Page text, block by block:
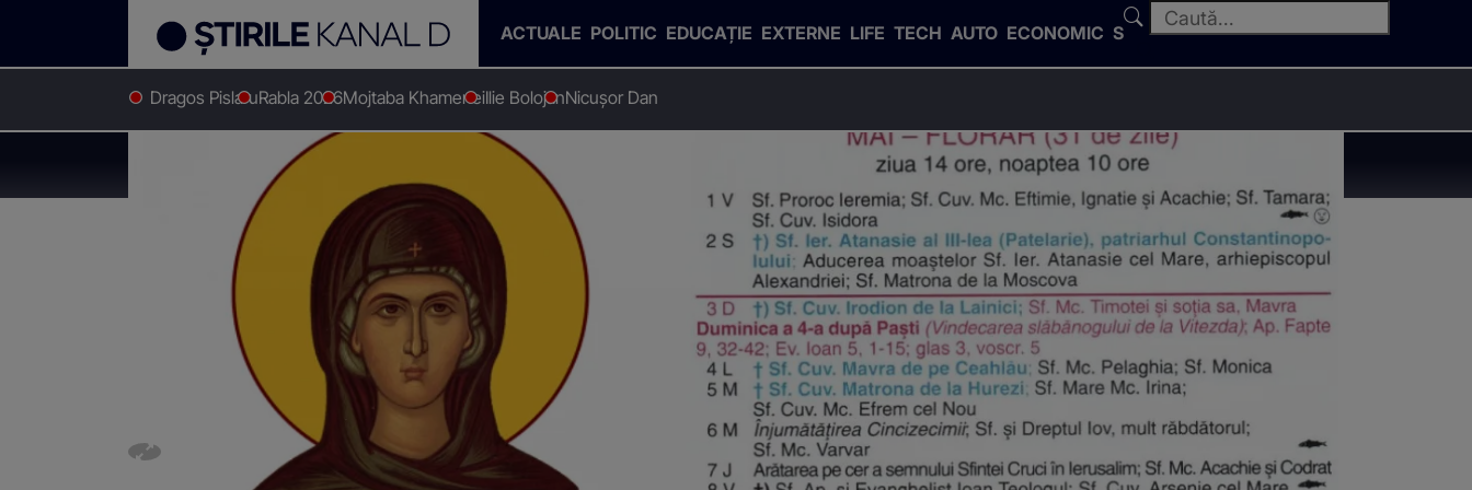
ACTUALE POLITIC EDUCAȚIE EXTERNE LIFE TECH AUTO ECONOMIC SPORT
Dragos PislaruRabla 2026Mojtaba KhameneiIlie BolojanNicușor Dan
Stirile Kanal D Social Ce sărbătoare este în Calendarul ortodox pe 13 mai 2026?
Ce sărbătoare este în Calendarul ortodox pe 13 mai 2026?